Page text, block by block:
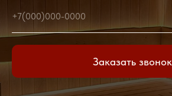
+7(000)000-0000
Заказать звонок